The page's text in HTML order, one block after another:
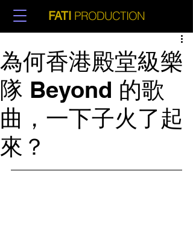
FATI PRODUCTION
為何香港殿堂級樂
隊 Beyond 的歌
曲，一下子火了起
來？